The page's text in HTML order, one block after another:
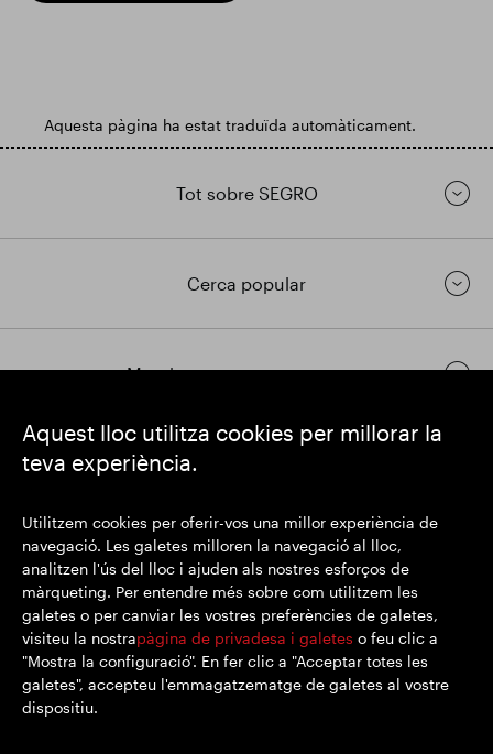
Aquest lloc utilitza cookies per millorar la
teva experiència.
Utilitzem cookies per oferir-vos una millor experiència de
navegació. Les galetes milloren la navegació al lloc,
analitzen l'ús del lloc i ajuden als nostres esforços de
màrqueting. Per entendre més sobre com utilitzem les
galetes o per canviar les vostres preferències de galetes,
visiteu la nostrapàgina de privadesa i galetes o feu clic a
"Mostra la configuració". En fer clic a "Acceptar totes les
galetes", accepteu l'emmagatzematge de galetes al vostre
dispositiu.
Aquesta pàgina ha estat traduïda automàticament.
Tot sobre SEGRO
Cerca popular
Mantingueu-vos en contacte
Domicili social: 1 New Burlington Place, Londres W1S 2HR
Número de registre al Regne Unit 167591
Lloc de registre: Anglaterra i Gal·les
© SEGRO 2022
Exempció de responsabilitat